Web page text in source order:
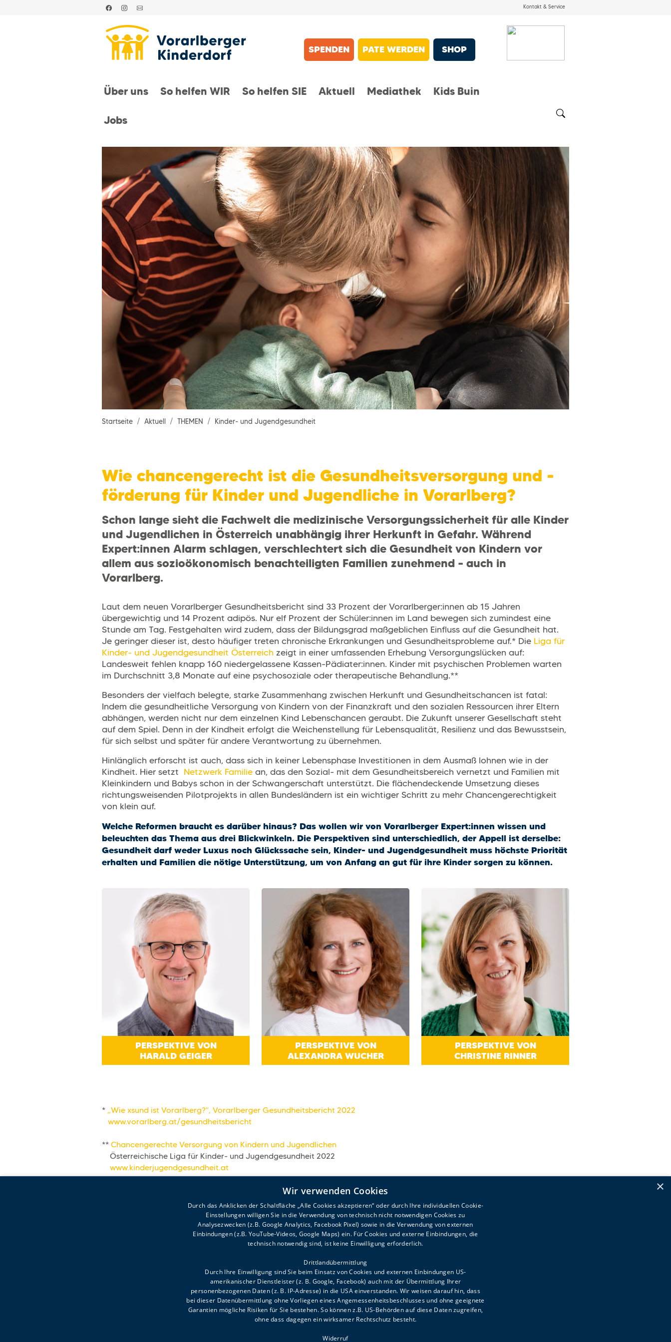
Kontakt & Service
SPENDEN PATE WERDEN SHOP
Über uns So helfen WIR So helfen SIE Aktuell Mediathek Kids Buin
Jobs
Startseite Aktuell THEMEN Kinder- und Jugendgesundheit
Wie chancengerecht ist die Gesundheitsversorgung und -
förderung für Kinder und Jugendliche in Vorarlberg?
Schon lange sieht die Fachwelt die medizinische Versorgungssicherheit für alle Kinder
und Jugendlichen in Österreich unabhängig ihrer Herkunft in Gefahr. Während
Expert:innen Alarm schlagen, verschlechtert sich die Gesundheit von Kindern vor
allem aus sozioökonomisch benachteiligten Familien zunehmend – auch in
Vorarlberg.
Laut dem neuen Vorarlberger Gesundheitsbericht sind 33 Prozent der Vorarlberger:innen ab 15 Jahren
übergewichtig und 14 Prozent adipös. Nur elf Prozent der Schüler:innen im Land bewegen sich zumindest eine
Stunde am Tag. Festgehalten wird zudem, dass der Bildungsgrad maßgeblichen Einfluss auf die Gesundheit hat.
Je geringer dieser ist, desto häufiger treten chronische Erkrankungen und Gesundheitsprobleme auf.* Die Liga für
Kinder- und Jugendgesundheit Österreich zeigt in einer umfassenden Erhebung Versorgungslücken auf:
Landesweit fehlen knapp 160 niedergelassene Kassen-Pädiater:innen. Kinder mit psychischen Problemen warten
im Durchschnitt 3,8 Monate auf eine psychosoziale oder therapeutische Behandlung.**
Besonders der vielfach belegte, starke Zusammenhang zwischen Herkunft und Gesundheitschancen ist fatal:
Indem die gesundheitliche Versorgung von Kindern von der Finanzkraft und den sozialen Ressourcen ihrer Eltern
abhängen, werden nicht nur dem einzelnen Kind Lebenschancen geraubt. Die Zukunft unserer Gesellschaft steht
auf dem Spiel. Denn in der Kindheit erfolgt die Weichenstellung für Lebensqualität, Resilienz und das Bewusstsein,
für sich selbst und später für andere Verantwortung zu übernehmen.
Hinlänglich erforscht ist auch, dass sich in keiner Lebensphase Investitionen in dem Ausmaß lohnen wie in der
Kindheit. Hier setzt Netzwerk Familie an, das den Sozial- mit dem Gesundheitsbereich vernetzt und Familien mit
Kleinkindern und Babys schon in der Schwangerschaft unterstützt. Die flächendeckende Umsetzung dieses
richtungsweisenden Pilotprojekts in allen Bundesländern ist ein wichtiger Schritt zu mehr Chancengerechtigkeit
von klein auf.
Welche Reformen braucht es darüber hinaus? Das wollen wir von Vorarlberger Expert:innen wissen und
beleuchten das Thema aus drei Blickwinkeln. Die Perspektiven sind unterschiedlich, der Appell ist derselbe:
Gesundheit darf weder Luxus noch Glückssache sein, Kinder- und Jugendgesundheit muss höchste Priorität
erhalten und Familien die nötige Unterstützung, um von Anfang an gut für ihre Kinder sorgen zu können.
PERSPEKTIVE VON
HARALD GEIGER
PERSPEKTIVE VON
ALEXANDRA WUCHER
PERSPEKTIVE VON
CHRISTINE RINNER
* „Wie xsund ist Vorarlberg?“, Vorarlberger Gesundheitsbericht 2022
www.vorarlberg.at/gesundheitsbericht
** Chancengerechte Versorgung von Kindern und Jugendlichen
Österreichische Liga für Kinder- und Jugendgesundheit 2022
www.kinderjugendgesundheit.at
willkommen@voki.at
×
Wir verwenden Cookies
Durch das Anklicken der Schaltfläche „Alle Cookies akzeptieren“ oder durch Ihre individuellen Cookie-
Einstellungen willigen Sie in die Verwendung von technisch nicht notwendigen Cookies zu
Analysezwecken (z.B. Google Analytics, Facebook Pixel) sowie in die Verwendung von externen
Einbindungen (z.B. YouTube-Videos, Google Maps) ein. Für Cookies und externe Einbindungen, die
technisch notwendig sind, ist keine Einwilligung erforderlich.
Drittlandübermittlung
Durch Ihre Einwilligung sind Sie beim Einsatz von Cookies und externen Einbindungen US-
amerikanischer Dienstleister (z. B. Google, Facebook) auch mit der Übermittlung Ihrer
personenbezogenen Daten (z. B. IP-Adresse) in die USA einverstanden. Wir weisen darauf hin, dass
bei dieser Datenübermittlung ohne Vorliegen eines Angemessenheitsbeschlusses und ohne geeignete
Garantien mögliche Risiken für Sie bestehen. So können z.B. US-Behörden auf diese Daten zugreifen,
ohne dass dagegen ein wirksamer Rechtschutz besteht.
Widerruf